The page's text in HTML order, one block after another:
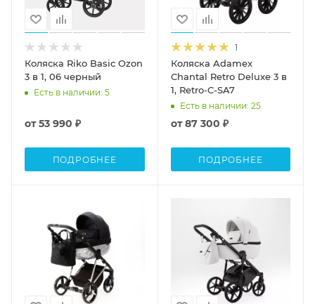
Коляска Riko Basic Ozon
3 в 1, 06 черный
Есть в наличии: 5
от53 990 ₽
ПОДРОБНЕЕ
1
Коляска Adamex
Chantal Retro Deluxe 3 в
1, Retro-C-SA7
Есть в наличии: 25
от87 300 ₽
ПОДРОБНЕЕ